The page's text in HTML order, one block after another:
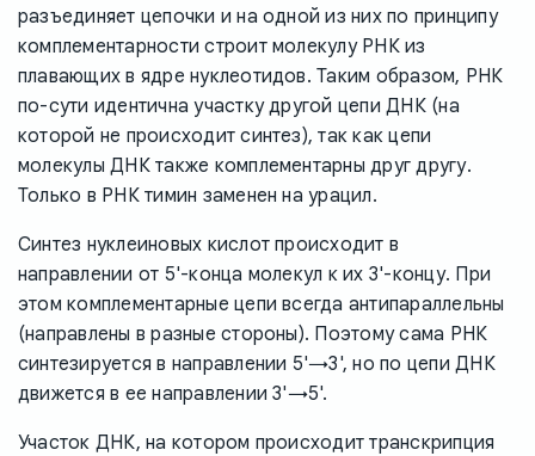
разъединяет цепочки и на одной из них по принципу
комплементарности строит молекулу РНК из
плавающих в ядре нуклеотидов. Таким образом, РНК
по-сути идентична участку другой цепи ДНК (на
которой не происходит синтез), так как цепи
молекулы ДНК также комплементарны друг другу.
Только в РНК тимин заменен на урацил.
Синтез нуклеиновых кислот происходит в
направлении от 5'-конца молекул к их 3'-концу. При
этом комплементарные цепи всегда антипараллельны
(направлены в разные стороны). Поэтому сама РНК
синтезируется в направлении 5'→3', но по цепи ДНК
движется в ее направлении 3'→5'.
Участок ДНК, на котором происходит транскрипция